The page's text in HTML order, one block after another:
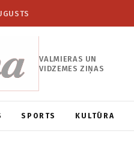
VALMIERAS UN
VIDZEMES ZIŅAS
SPORTS KULTŪRA